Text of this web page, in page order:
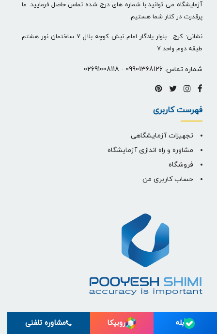
آزمایشگاه می توانید با شماره های درج شده تماس حاصل فرمایید. ما
پرقدرت در کنار شما هستیم.
نشانی: کرج . بلوار یادگار امام نبش کوچه بلال 7 ساختمان نور هشتم
طبقه دوم واحد 7
شماره تماس: 09901368126
-
02691008118
فهرست کاربری
تجهیزات آزمایشگاهی
مشاوره و راه اندازی آزمایشگاه
فروشگاه
حساب کاربری من
بله روبیکا مشاوره تلفنی